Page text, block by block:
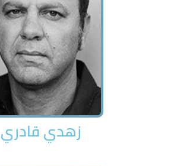
زهدي قادري